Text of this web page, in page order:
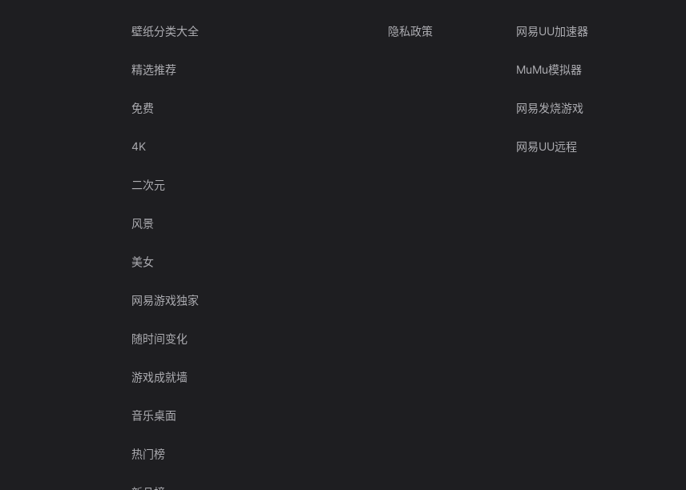
壁纸分类大全
精选推荐
免费
4K
二次元
风景
美女
网易游戏独家
随时间变化
游戏成就墙
音乐桌面
热门榜
隐私政策 网易UU加速器
MuMu模拟器
网易发烧游戏
网易UU远程